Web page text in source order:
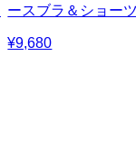
ースブラ＆ショー
¥9,680